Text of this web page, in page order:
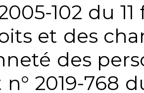
102 du
et des
des
n° 2019-768